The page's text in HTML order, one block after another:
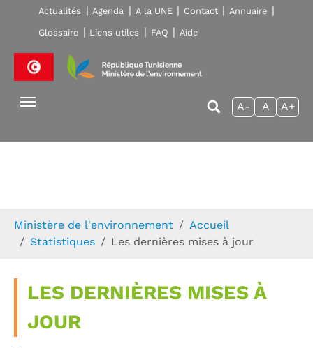
Skip to main navigation
Aller au contenu principal
Skip to page footer
Actualités Agenda A la UNE Contact Annuaire
Glossaire Liens utiles FAQ Aide
A- A A+
Ministère de l'environnement
Accueil
Statistiques
Les dernières mises à jour
LES DERNIÈRES MISES À
JOUR